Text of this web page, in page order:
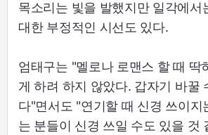
목소리는 빛을 발했지만 일각에서
대한 부정적인 시선도 있다.
엄태구는 "멜로나 로맨스 할 때 딱
게 하려 하지 않았다. 갑자기 바꿀
다"면서도 "연기할 때 신경 쓰이지
는 분들이 신경 쓰일 수도 있을 것